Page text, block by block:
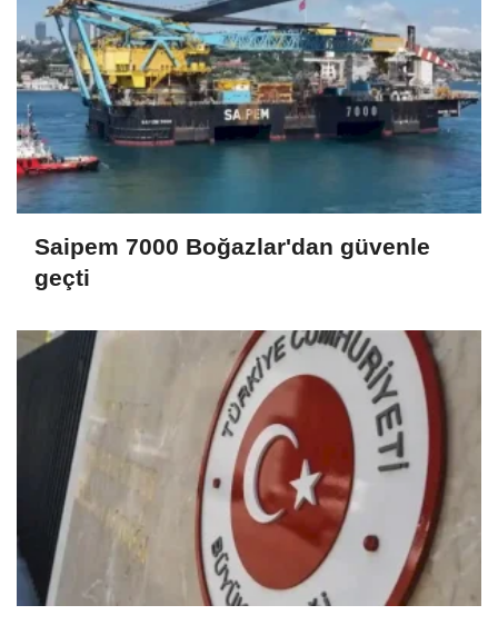
Saipem 7000 Boğazlar'dan güvenle
geçti